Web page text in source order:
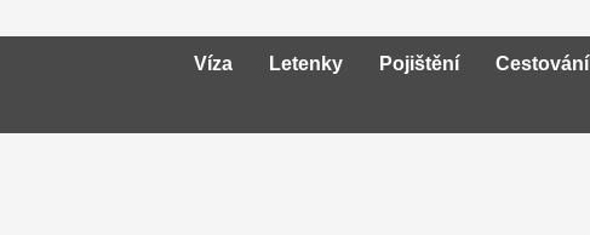
Víza Letenky Pojištění Cestování